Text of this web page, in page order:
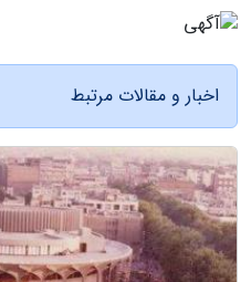
اخبار و مقالات مرتبط